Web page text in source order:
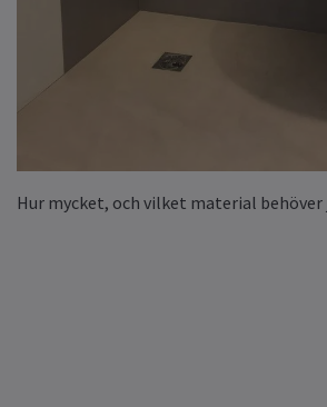
Hur mycket, och vilket material behöver